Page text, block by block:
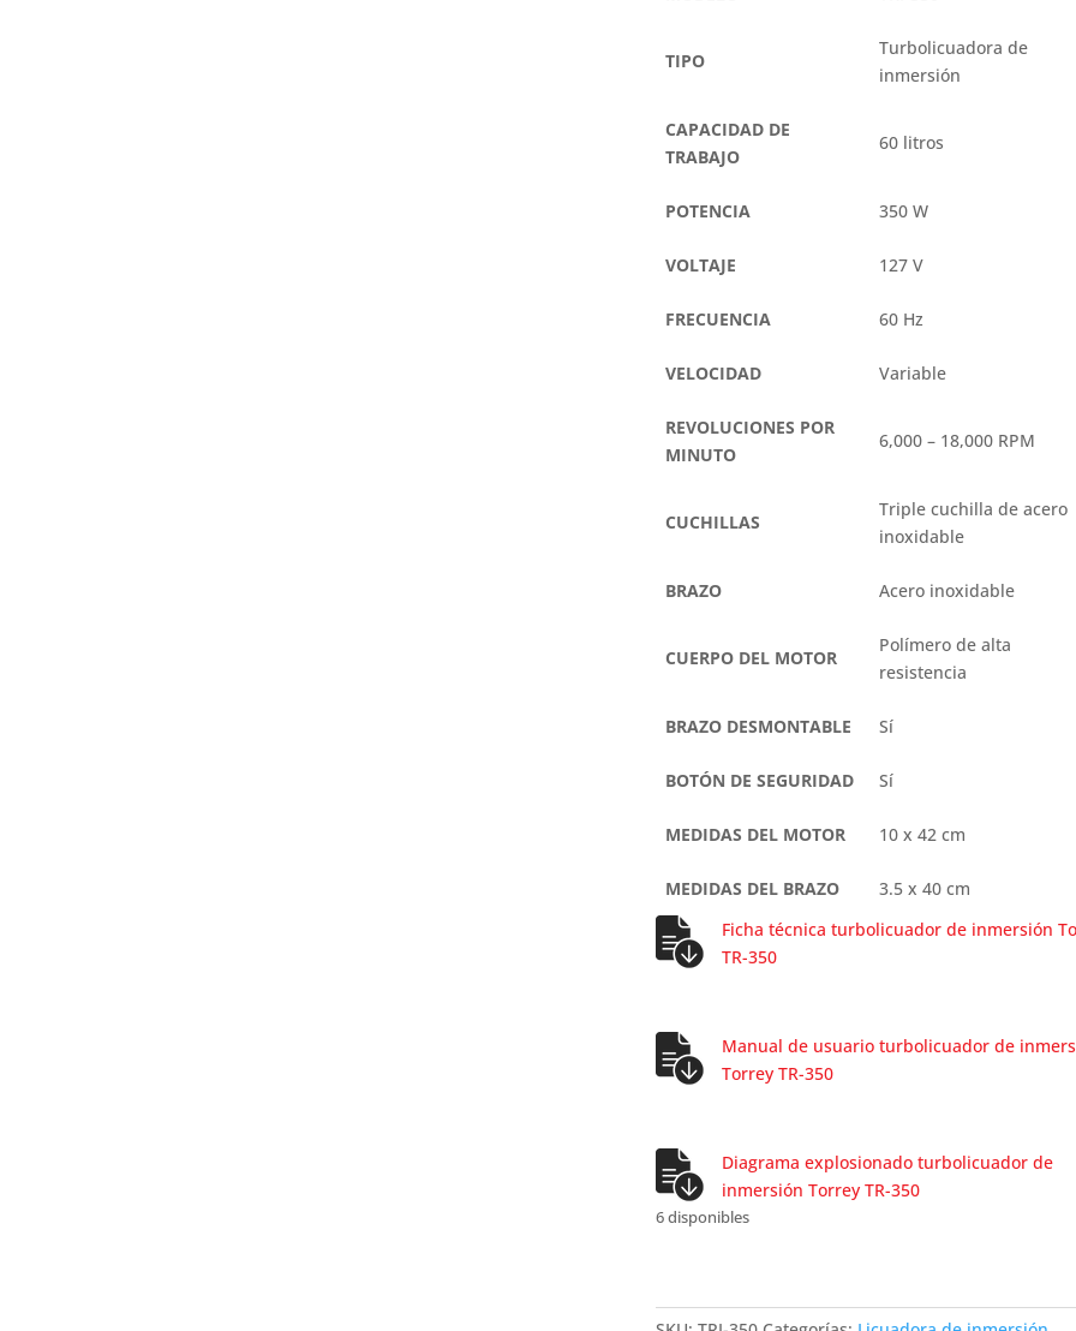
TIPO
Turbolicuadora de
inmersión
CAPACIDAD DE
TRABAJO
60 litros
POTENCIA 350 W
VOLTAJE 127 V
FRECUENCIA 60 Hz
VELOCIDAD Variable
REVOLUCIONES POR
MINUTO
6,000 – 18,000 RPM
CUCHILLAS
Triple cuchilla de acero
inoxidable
BRAZO Acero inoxidable
CUERPO DEL MOTOR
Polímero de alta
resistencia
BRAZO DESMONTABLE Sí
BOTÓN DE SEGURIDAD Sí
MEDIDAS DEL MOTOR 10 x 42 cm
MEDIDAS DEL BRAZO
3.5 x 40 cm
Ficha técnica turbolicuador de inmersión
TR-350
Manual de usuario turbolicuador de
Torrey TR-350
Diagrama explosionado turbolicuador de
inmersión Torrey TR-350
6 disponibles